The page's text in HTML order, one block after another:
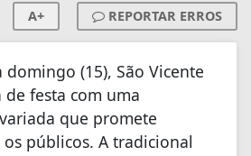
A+ REPORTAR ERROS
domingo (15), São Vicente
festa com uma
que promete
públicos. A tradicional